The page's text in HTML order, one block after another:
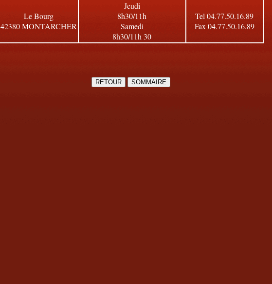
Le Bourg
42380 MONTARCHER
Jeudi
8h30/11h
Samedi
8h30/11h 30
Tel 04.77.50.16.89
Fax 04.77.50.16.89